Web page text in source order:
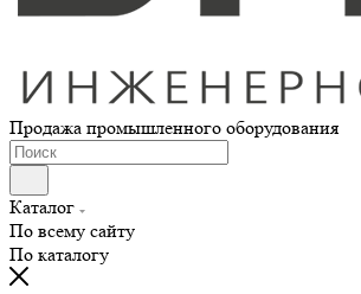
Продажа промышленного оборудования
Каталог
По всему сайту
По каталогу